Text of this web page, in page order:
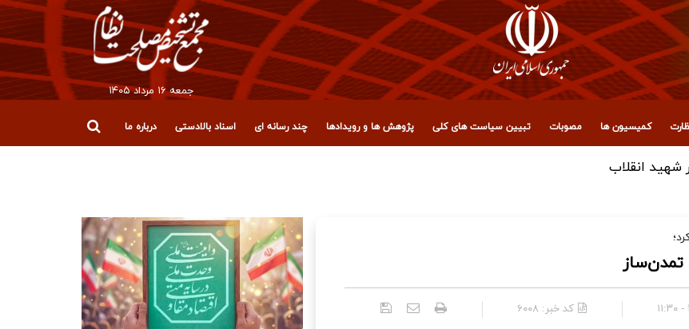
جمعه ۱۶ مرداد ۱۴۰۵
کمیسیون ها مصوبات تبیین سیاست های کلی پژوهش ها و رویدادها چند رسانه ای اسناد بالادستی درباره ما
شهید انقلاب
تمدن‌ساز
کد خبر: ۶۰۰۸